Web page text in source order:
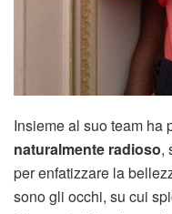
Insieme al suo team ha
naturalmente radioso,
per enfatizzare la
sono gli occhi, su cui